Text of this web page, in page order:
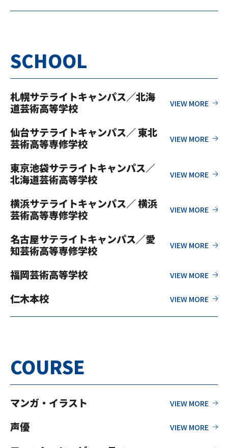
SCHOOL
札幌サテライトキャンパス／北海
道芸術高等学校
仙台サテライトキャンパス／ 東北
芸術高等専修学校
東京池袋サテライトキャンパス／
北海道芸術高等学校
横浜サテライトキャンパス／ 横浜
芸術高等専修学校
名古屋サテライトキャンパス／愛
知芸術高等専修学校
福岡芸術高等学校
仁木本校
COURSE
マンガ・イラスト
声優